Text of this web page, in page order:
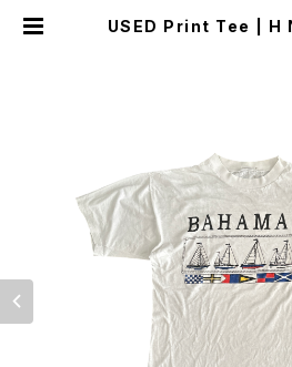
USED Print Tee | H